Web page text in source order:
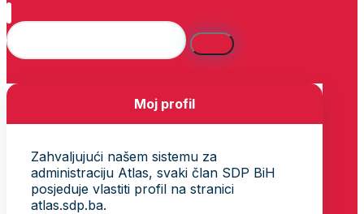
Moj profil
Zahvaljujući našem sistemu za
administraciju Atlas, svaki član SDP BiH
posjeduje vlastiti profil na stranici
atlas.sdp.ba.